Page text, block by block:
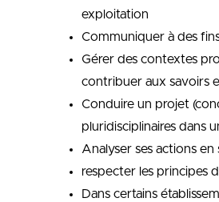
exploitation
Communiquer à des
Gérer des contextes
contribuer aux savoirs
Conduire un projet
pluridisciplinaires dans
Analyser ses actions
respecter les principes
Dans certains